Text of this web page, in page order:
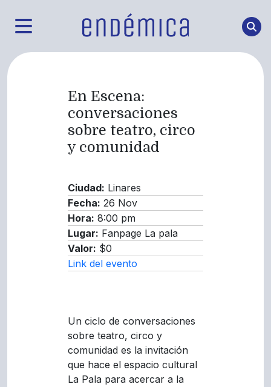
En Escena:
conversaciones
sobre teatro, circo
y comunidad
Ciudad: Linares
Fecha: 26 Nov
Hora: 8:00 pm
Lugar: Fanpage La pala
Valor: $0
Link del evento
Un ciclo de conversaciones
sobre teatro, circo y
comunidad es la invitación
que hace el espacio cultural
La Pala para acercar a la